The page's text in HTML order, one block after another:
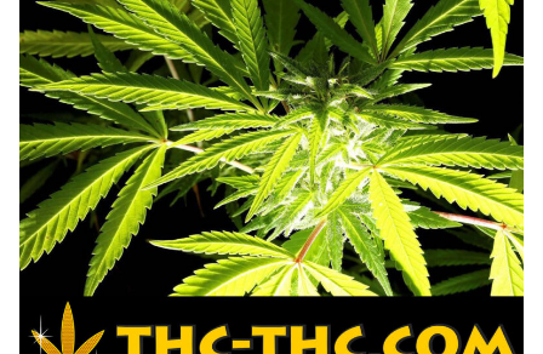
100% Indica
100% Sativa
50% Indica i 50% Sativa
Mix Paczki i Zestawy
Duże Oryginalne Opakowania
TOP 10 Auto